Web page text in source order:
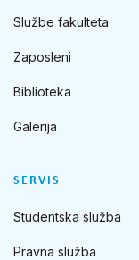
Službe fakulteta
Zaposleni
Biblioteka
Galerija
SERVIS
Studentska služba
Pravna služba